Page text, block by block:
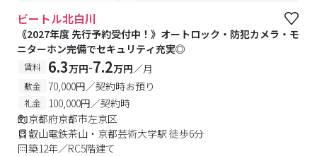
#予約受付中 #空室待ち
ビートル北白川
《2027年度 先行予約受付中！》オートロック・防犯カメラ・モ
ニターホン完備でセキュリティ充実◎
賃料 6.3万円-7.2万円／月
敷金 70,000円／契約時お預り
礼金
100,000円／契約時
京都府京都市左京区
叡山電鉄茶山・京都芸術大学駅 徒歩6分
築12年／RC5階建て